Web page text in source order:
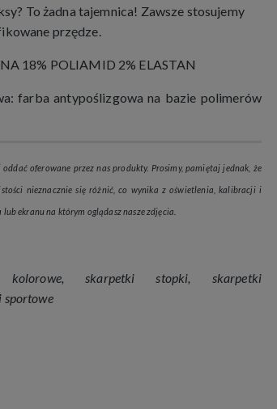
To żadna tajemnica! Zawsze stosujemy
przędze.
18% POLIAMID 2% ELASTAN
farba antypoślizgowa na bazie polimerów
oferowane przez nas produkty. Prosimy, pamiętaj jednak, że
nieznacznie się różnić, co wynika z oświetlenia, kalibracji i
ekranu na którym oglądasz nasze zdjęcia.
,skarpetki stopki, skarpetki
sportowe